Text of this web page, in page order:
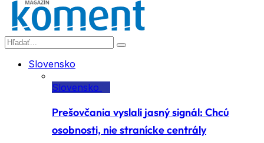
Slovensko
Slovensko
Prešovčania vyslali jasný signál: Chcú
osobnosti, nie stranícke centrály